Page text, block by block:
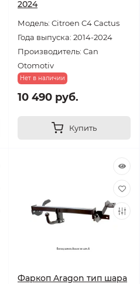
2024
Модель: Citroen C4 Cactus
Года выпуска: 2014-2024
Производитель: Can
Otomotiv
Нет в наличии
10 490 руб.
Купить
Фаркоп Aragon тип шара